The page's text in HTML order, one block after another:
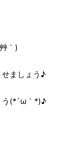
｀)
せましょう♪
う(*´ω｀*)♪